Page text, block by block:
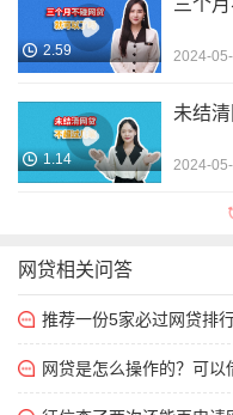
2.59
三个
2024-
1.14
未结
2024-
网贷相关问答
推荐一份5家必过网贷排
网贷是怎么操作的？可以